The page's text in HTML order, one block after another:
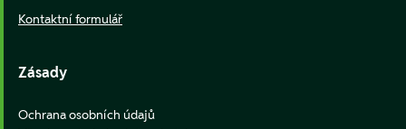
Kontaktní formulář
Zásady
Ochrana osobních údajů